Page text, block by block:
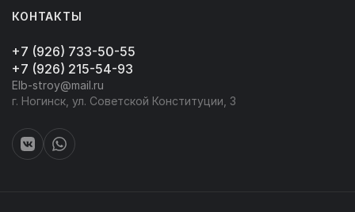
КОНТАКТЫ
+7 (926) 733-50-55
+7 (926) 215-54-93
Elb-stroy@mail.ru
г. Ногинск, ул. Советской Конституции, 3